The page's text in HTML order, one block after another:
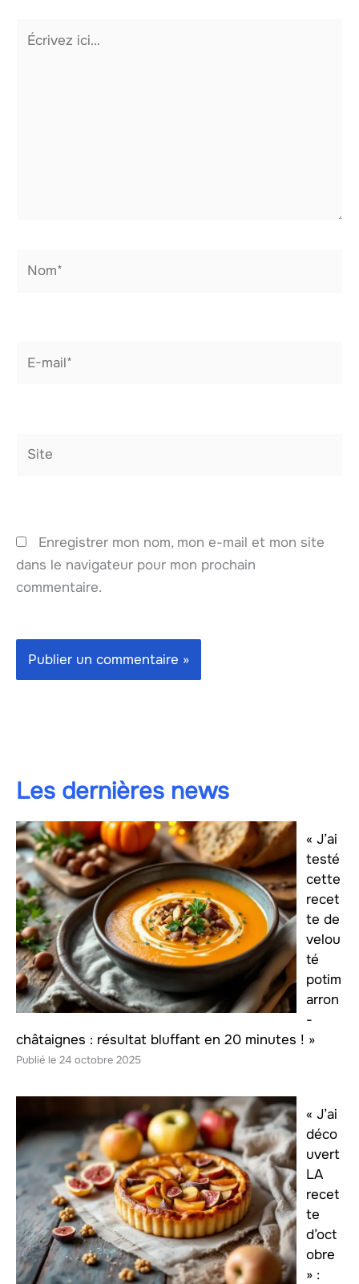
Écrivez
Enregistrer mon nom, mon e-mail et mon site
dans le navigateur pour mon prochain
commentaire.
Les dernières news
« J’ai
testé
cette
recet
te de
velou
té
potim
arron
-
châtaignes : résultat bluffant en 20 minutes ! »
24 octobre 2025
« J’ai
déco
uvert
LA
recet
te
d’oct
obre
» :